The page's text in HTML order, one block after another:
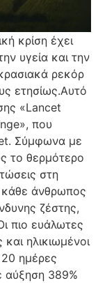
κρίση έχει
υγεία και την
ρεκόρ
ετησίως.Αυτό
«Lancet
που
Σύμφωνα με
το θερμότερο
στη
κάθε άνθρωπος
ζέστης,
πιο ευάλωτες
ηλικιωμένοι
ημέρες
αύξηση 389%